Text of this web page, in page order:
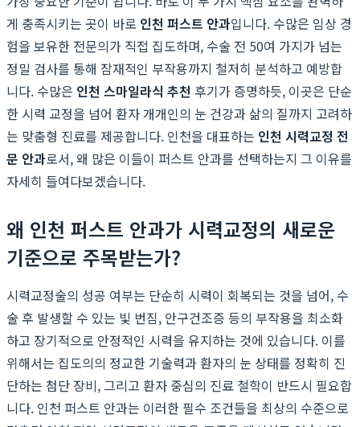
게 충족시키는 곳이 바로 인천 퍼스트 안과입니다. 수많은 임상 경
험을 보유한 전문의가 직접 집도하며, 수술 전 50여 가지가 넘는
정밀 검사를 통해 잠재적인 부작용까지 철저히 분석하고 예방합
니다. 수많은 인천 스마일라식 추천 후기가 증명하듯, 이곳은 단순
한 시력 교정을 넘어 환자 개개인의 눈 건강과 삶의 질까지 고려하
는 맞춤형 진료를 제공합니다. 인천을 대표하는 인천 시력교정 전
문 안과로서, 왜 많은 이들이 퍼스트 안과를 선택하는지 그 이유를
자세히 들여다보겠습니다.
왜 인천 퍼스트 안과가 시력교정의 새로운
기준으로 주목받는가?
시력교정술의 성공 여부는 단순히 시력이 회복되는 것을 넘어, 수
술 후 발생할 수 있는 빛 번짐, 안구건조증 등의 부작용을 최소화
하고 장기적으로 안정적인 시력을 유지하는 것에 있습니다. 이를
위해서는 집도의의 정교한 기술력과 환자의 눈 상태를 정확히 진
단하는 첨단 장비, 그리고 환자 중심의 진료 철학이 반드시 필요합
니다. 인천 퍼스트 안과는 이러한 필수 조건들을 최상의 수준으로